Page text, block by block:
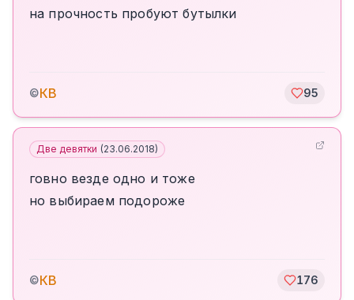
на прочность пробуют бутылки
©КВ 95
Две девятки (23.06.2018)
говно везде одно и тоже
но выбираем подороже
©КВ 176